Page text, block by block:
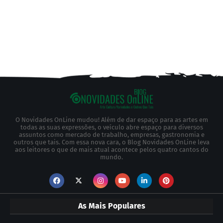
O Novidades OnLine mudou! Além de dar espaço para as artes em
todas as suas expressões, o veículo abre espaço para diversos
assuntos como mercado de trabalho, empresas, gastronomia e
outros que tais. Com essa nova cara, o Blog Novidades OnLine leva
aos leitores o que de mais atual acontece pelos quatro cantos do
mundo.
As Mais Populares